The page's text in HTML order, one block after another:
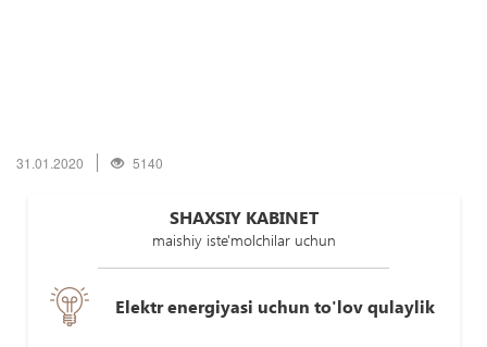
31.01.2020 5140
SHAXSIY KABINET
maishiy iste'molchilar uchun
Elektr energiyasi uchun to'lov qulaylik